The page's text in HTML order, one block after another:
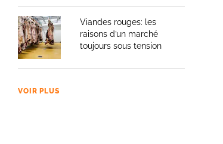
Viandes rouges: les
raisons d’un marché
toujours sous tension
VOIR PLUS